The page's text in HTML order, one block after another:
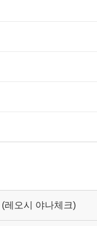
(레오시 야나체크)